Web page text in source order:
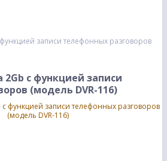
записи телефонных разговоров
с функцией записи
(модель DVR-116)